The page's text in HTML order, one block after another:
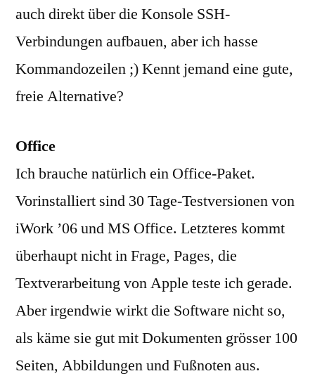
auch direkt über die Konsole SSH-
Verbindungen aufbauen, aber ich hasse
Kommandozeilen ;) Kennt jemand eine gute,
freie Alternative?
Office
Ich brauche natürlich ein Office-Paket.
Vorinstalliert sind 30 Tage-Testversionen von
iWork ’06 und MS Office. Letzteres kommt
überhaupt nicht in Frage, Pages, die
Textverarbeitung von Apple teste ich gerade.
Aber irgendwie wirkt die Software nicht so,
als käme sie gut mit Dokumenten grösser 100
Seiten, Abbildungen und Fußnoten aus.